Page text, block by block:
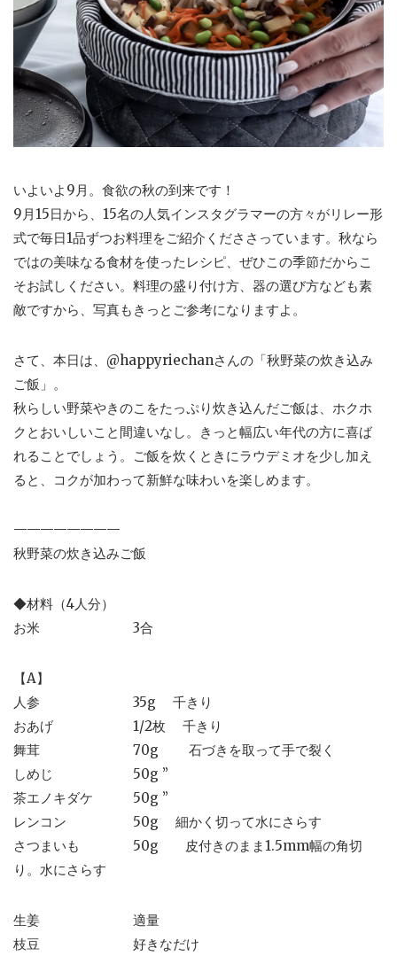
いよいよ9月。食欲の秋の到来です！
9月15日から、15名の人気インスタグラマーの方々がリレー形
式で毎日1品ずつお料理をご紹介くだささっています。秋なら
ではの美味なる食材を使ったレシピ、ぜひこの季節だからこ
そお試しください。料理の盛り付け方、器の選び方なども素
敵ですから、写真もきっとご参考になりますよ。
さて、本日は、@happyriechanさんの「秋野菜の炊き込み
ご飯」。
秋らしい野菜やきのこをたっぷり炊き込んだご飯は、ホクホ
クとおいしいこと間違いなし。きっと幅広い年代の方に喜ば
れることでしょう。ご飯を炊くときにラウデミオを少し加え
ると、コクが加わって新鮮な味わいを楽しめます。
————————
秋野菜の炊き込みご飯
◆材料（4人分）
お米 3合
【A】
人参 35g 千きり
おあげ 1/2枚 千きり
舞茸 70g 石づきを取って手で裂く
しめじ 50g ”
茶エノキダケ 50g ”
レンコン 50g 細かく切って水にさらす
さつまいも 50g 皮付きのまま1.5mm幅の角切
り。水にさらす
生姜 適量
枝豆 好きなだけ